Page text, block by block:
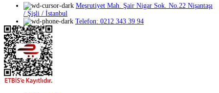
sayfasından
seçilebilir
Meşrutiyet Mah. Şair Nigar Sok. No.22 Nişantaşı
/ Şişli / İstanbul
Telefon: 0212 343 39 94